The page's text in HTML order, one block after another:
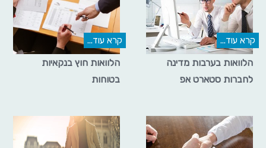
קרא עוד...
הלוואות בערבות מדינה
לחברות סטארט אפ
קרא עוד...
הלוואות חוץ בנקאיות
בטוחות